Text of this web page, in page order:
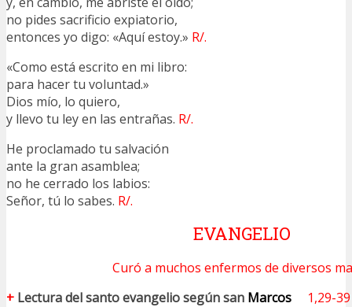
no pides sacrificio expiatorio,
entonces yo digo: «Aquí estoy.» R/.
«Como está escrito en mi libro:
para hacer tu voluntad.»
Dios mío, lo quiero,
y llevo tu ley en las entrañas. R/.
He proclamado tu salvación
ante la gran asamblea;
no he cerrado los labios:
Señor, tú lo sabes. R/.
EVANGELIO
Curó a muchos enfermos de diversos
+ Lectura del santo evangelio según san Marcos
1,29-39